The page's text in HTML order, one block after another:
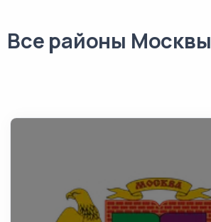
Все районы Москвы